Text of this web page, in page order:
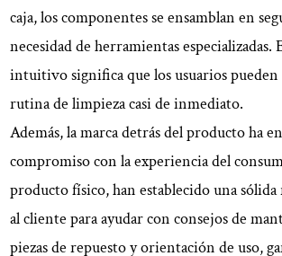
caja, los componentes se ensamblan en
necesidad de herramientas especializadas.
intuitivo significa que los usuarios pueden
rutina de limpieza casi de inmediato.
Además, la marca detrás del producto ha
compromiso con la experiencia del
producto físico, han establecido una
al cliente para ayudar con consejos de
piezas de repuesto y orientación de uso,